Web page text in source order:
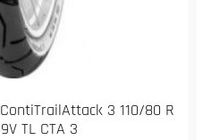
3 110/80 R
TL CTA 3